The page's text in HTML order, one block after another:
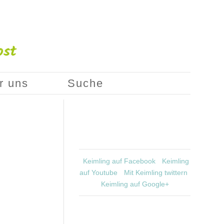
uns Suche
Keimling auf Facebook
Keimling
auf Youtube
Mit Keimling twittern
Keimling auf Google+